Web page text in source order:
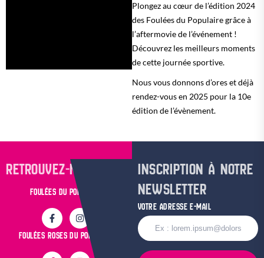
Plongez au cœur de l’édition 2024
des Foulées du Populaire grâce à
l’aftermovie de l’événement !
Découvrez les meilleurs moments
de cette journée sportive.
Nous vous donnons d’ores et déjà
rendez-vous en 2025 pour la 10e
édition de l’évènement.
RETROUVEZ-NOUS SUR
FOULÉES DU POPULAIRE
FOULÉES ROSES DU POPULAIRE
INSCRIPTION À NOTRE
NEWSLETTER
VOTRE ADRESSE E-MAIL